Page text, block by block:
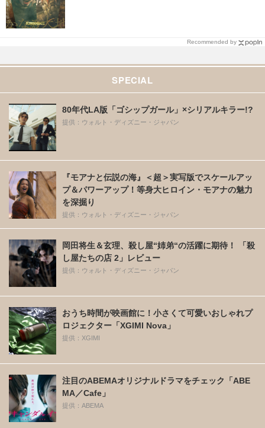
Recommended by
SPECIAL
80年代LA版「ゴシップガール」×シリアルキラー!?
提供：ウォルト・ディズニー・ジャパン
『モアナと伝説の海』＜超＞実写版でスケールアッ
プ＆パワーアップ！等身大ヒロイン・モアナの魅力
を深掘り
提供：ウォルト・ディズニー・ジャパン
岡田将生＆玄理、殺し屋“姉弟“の活躍に期待！ 「殺
し屋たちの店 2」レビュー
提供：ウォルト・ディズニー・ジャパン
おうち時間が映画館に！小さくて可愛いおしゃれプ
ロジェクター「XGIMI Nova」
提供：XGIMI
注目のABEMAオリジナルドラマをチェック「ABE
MA／Cafe」
提供：ABEMA